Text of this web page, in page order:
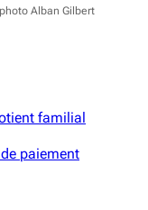
Alban Gilbert
familial
paiement